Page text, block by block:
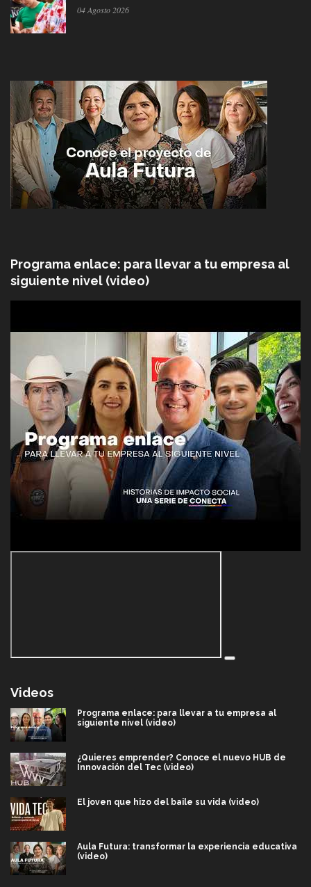
04 Agosto 2026
Programa enlace: para llevar a tu empresa al
siguiente nivel (video)
Videos
Programa enlace: para llevar a tu empresa al
siguiente nivel (video)
¿Quieres emprender? Conoce el nuevo HUB de
Innovación del Tec (video)
El joven que hizo del baile su vida (video)
Aula Futura: transformar la experiencia educativa
(video)